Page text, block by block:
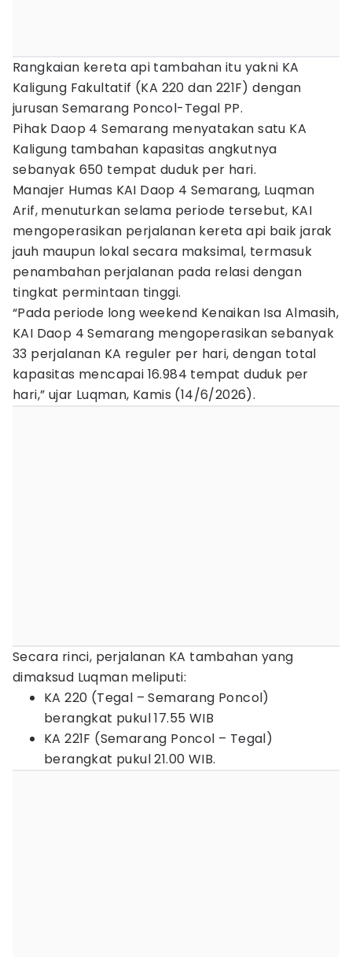
Rangkaian kereta api tambahan itu yakni KA
Kaligung Fakultatif (KA 220 dan 221F) dengan
jurusan Semarang Poncol-Tegal PP.
Pihak Daop 4 Semarang menyatakan satu KA
Kaligung tambahan kapasitas angkutnya
sebanyak 650 tempat duduk per hari.
Manajer Humas KAI Daop 4 Semarang, Luqman
Arif, menuturkan selama periode tersebut, KAI
mengoperasikan perjalanan kereta api baik jarak
jauh maupun lokal secara maksimal, termasuk
penambahan perjalanan pada relasi dengan
tingkat permintaan tinggi.
“Pada periode long weekend Kenaikan Isa Almasih,
KAI Daop 4 Semarang mengoperasikan sebanyak
33 perjalanan KA reguler per hari, dengan total
kapasitas mencapai 16.984 tempat duduk per
hari,” ujar Luqman, Kamis (14/6/2026).
Secara rinci, perjalanan KA tambahan yang
dimaksud Luqman meliputi:
KA 220 (Tegal – Semarang Poncol)
berangkat pukul 17.55 WIB
KA 221F (Semarang Poncol – Tegal)
berangkat pukul 21.00 WIB.